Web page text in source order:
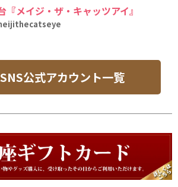
『メイジ・ザ・キャッツアイ』
公式アカウント一覧